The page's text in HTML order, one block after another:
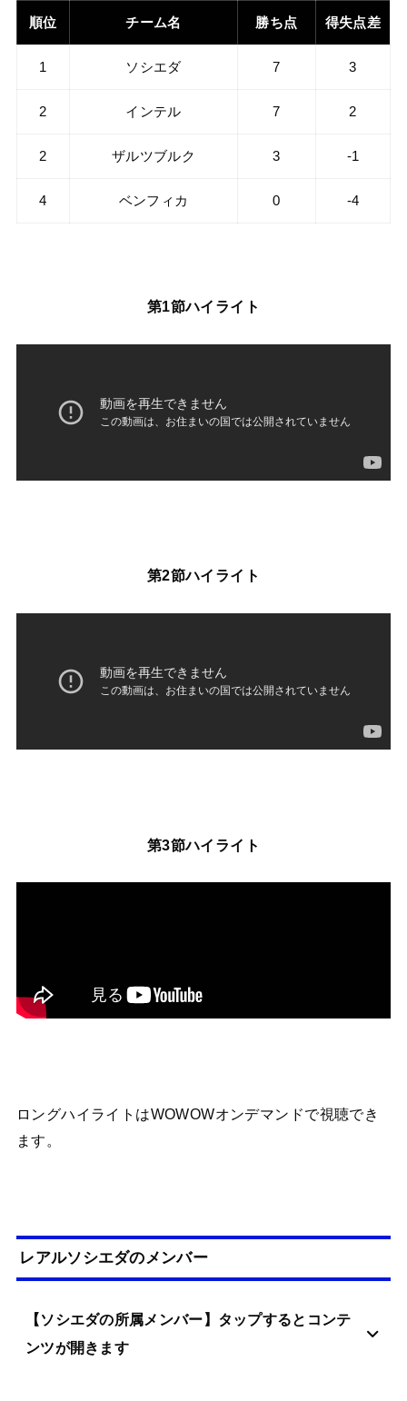
順位 チーム名 勝ち点 得失点差
1 ソシエダ 7 3
2 インテル 7 2
2 ザルツブルク 3 -1
4 ベンフィカ 0 -4
第1節ハイライト
第2節ハイライト
第3節ハイライト
ロングハイライトはWOWOWオンデマンドで視聴でき
ます。
レアルソシエダのメンバー
【ソシエダの所属メンバー】タップするとコンテ
ンツが開きます